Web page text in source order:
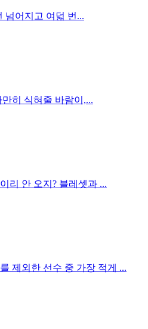
넘어지고 여덟 번...
히 식혀줄 바람이,...
리 안 오지? 블레셋과 ...
제외한 선수 중 가장 적게 ...